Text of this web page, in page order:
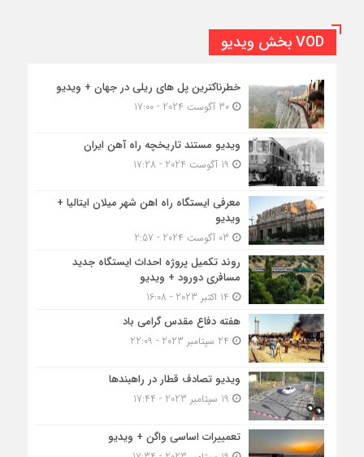
VOD بخش ویدیو
خطرناکترین پل های ریلی در جهان + ویدیو
30 آگوست 2024 - 17:00
ویدیو مستند تاریخچه راه آهن ایران
معرفی ایستگاه راه اهن شهر میلان ایتالیا +
ویدیو
روند تکمیل پروژه احداث ایستگاه جدید
مسافری دورود + ویدیو
هفته دفاع مقدس گرامی باد
ویدیو تصادف قطار در راهبندها
تعمییرات اساسی واگن + ویدیو